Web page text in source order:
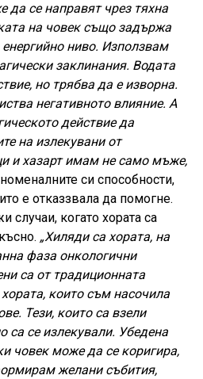
да се направят чрез тяхна
на човек също задържа
ниво. Използвам
заклинания. Водата
но трябва да е изворна.
негативното влияние. А
действие да
на излекувани от
и хазарт имам не само мъже,
си способности,
е отказзвала да помогне.
случаи, когато хората са
„Хиляди са хората, на
фаза онкологични
са от традиционната
които съм насочила
Тези, които са взели
са се излекували. Убедена
човек може да се коригира,
желани събития,